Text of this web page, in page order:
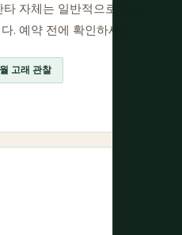
자체는 일반적으로 관리
. 예약 전에 확인하세요.
고래 관찰